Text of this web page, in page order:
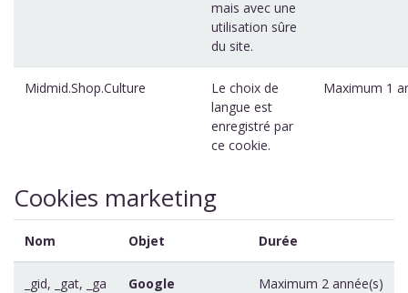
mais avec une
utilisation sûre
du site.
Midmid.Shop.Culture
Le choix de
langue est
enregistré par
ce cookie.
Maximum 1
Cookies marketing
Nom Objet Durée
_gid, _gat, _ga
Google
Maximum 2 année(s)